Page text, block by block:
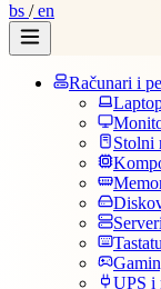
bs /en
Računari i
Stolni
UPS i